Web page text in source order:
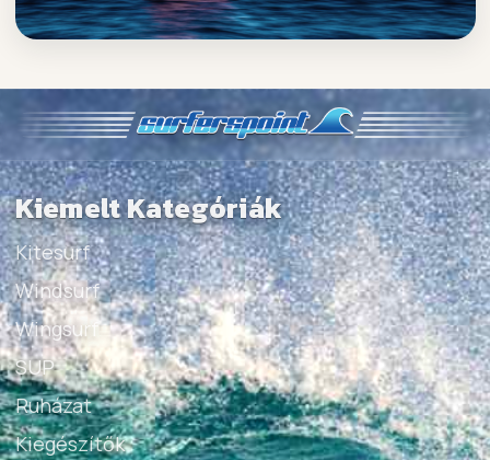
Kiemelt Kategóriák
Kitesurf
Windsurf
Wingsurf
SUP
Ruházat
Kiegészítők